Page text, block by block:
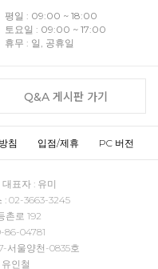
평일 : 09:00 ~ 18:00
토요일 : 09:00 ~ 17:00
휴무 : 일, 공휴일
Q&A 게시판 가기
침 입점/제휴 PC 버전
표자 : 유미
: 02-3663-3245
촌로 192
86-04781
서울양천-0835호
인철